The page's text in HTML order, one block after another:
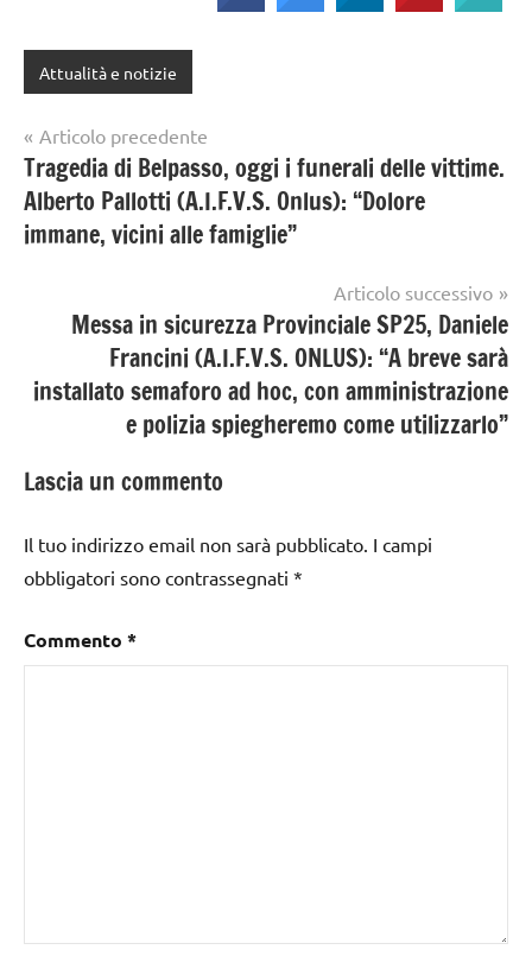
Attualità e notizie
Navigazione
articoli
Articolo precedente
Tragedia di Belpasso, oggi i funerali delle vittime.
Alberto Pallotti (A.I.F.V.S. Onlus): “Dolore
immane, vicini alle famiglie”
Articolo successivo
Messa in sicurezza Provinciale SP25, Daniele
Francini (A.I.F.V.S. ONLUS): “A breve sarà
installato semaforo ad hoc, con amministrazione
e polizia spiegheremo come utilizzarlo”
Lascia un commento
Il tuo indirizzo email non sarà pubblicato. I campi
obbligatori sono contrassegnati *
Commento *